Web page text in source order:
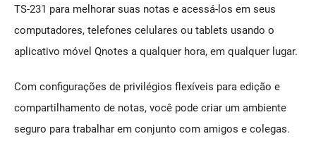
TS-231 para melhorar suas notas e acessá-los em seus
computadores, telefones celulares ou tablets usando o
aplicativo móvel Qnotes a qualquer hora, em qualquer lugar.
Com configurações de privilégios flexíveis para edição e
compartilhamento de notas, você pode criar um ambiente
seguro para trabalhar em conjunto com amigos e colegas.